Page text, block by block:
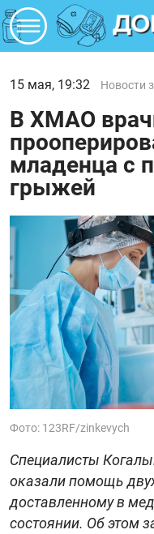
15 мая, 19:32 Новости
В ХМАО
младенца с
грыжей
Фото: 123RF/zinkevych
Специалисты
оказали помощь
доставленному в
состоянии. Об этом